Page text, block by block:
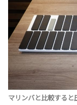
マリンバと比較する